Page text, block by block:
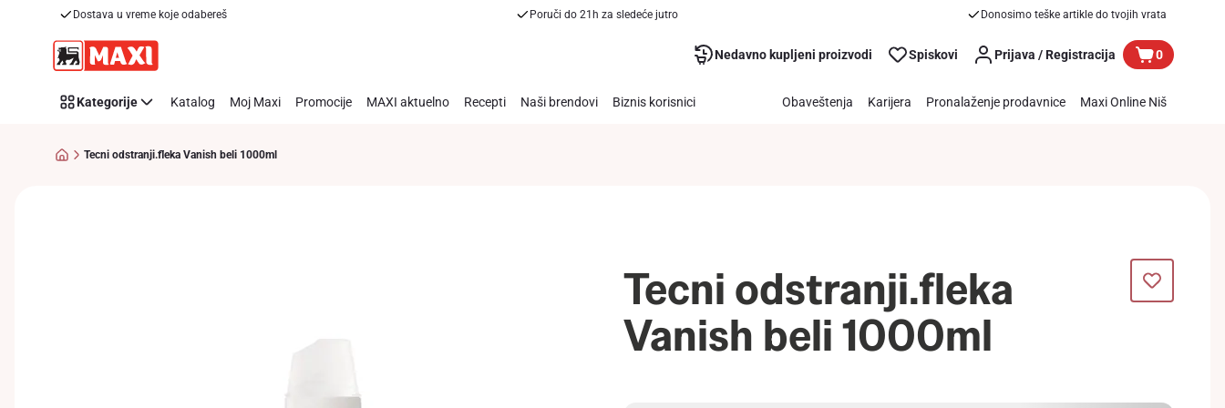
Dostava u vreme koje odabereš Poruči do 21h za sledeće jutro Donosimo teške artikle do tvojih vrata
Nedavno kupljeni proizvodi Spiskovi Prijava / Registracija 0
Kategorije Katalog Moj Maxi Promocije MAXI aktuelno Recepti Naši brendovi Biznis korisnici Obaveštenja Karijera Pronalaženje prodavnice Maxi Online Niš
Tecni odstranji.fleka Vanish beli 1000ml
Tecni odstranji.fleka
Vanish beli 1000ml